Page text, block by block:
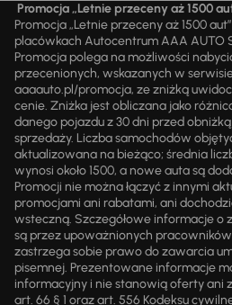
Promocja „Letnie przeceny aż 1500
Promocja „Letnie przeceny aż 1500
placówkach Autocentrum AAA AUTO
Promocja polega na możliwości
przecenionych, wskazanych w
aaaauto.pl/promocja, ze zniżką
cenie. Zniżka jest obliczana jako
danego pojazdu z 30 dni przed
sprzedaży. Liczba samochodów
aktualizowana na bieżąco; średnia
wynosi około 1500, a nowe auta są
Promocji nie można łączyć z innymi
promocjami ani rabatami, ani
wsteczną. Szczegółowe informacje o
są przez upoważnionych
zastrzega sobie prawo do zawarcia
pisemnej. Prezentowane informacje
informacyjny i nie stanowią oferty ani
art. 66 § 1 oraz art. 556 Kodeksu